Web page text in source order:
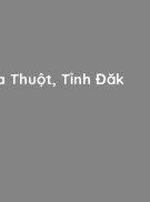
Thuột, Tỉnh Đăk